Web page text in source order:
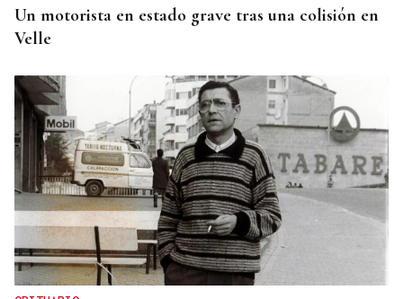
Un motorista en estado grave tras una colisión en
Velle